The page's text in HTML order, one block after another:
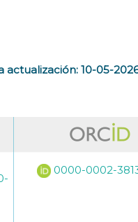
actualización: 10-05-
0000-0002-